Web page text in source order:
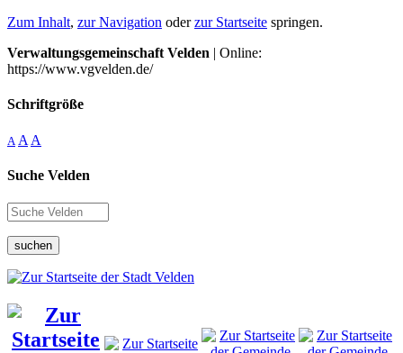
Zum Inhalt, zur Navigation oderzur Startseite springen.
Verwaltungsgemeinschaft Velden | Online:
https://www.vgvelden.de/
Schriftgröße
A A A
Suche Velden
suchen